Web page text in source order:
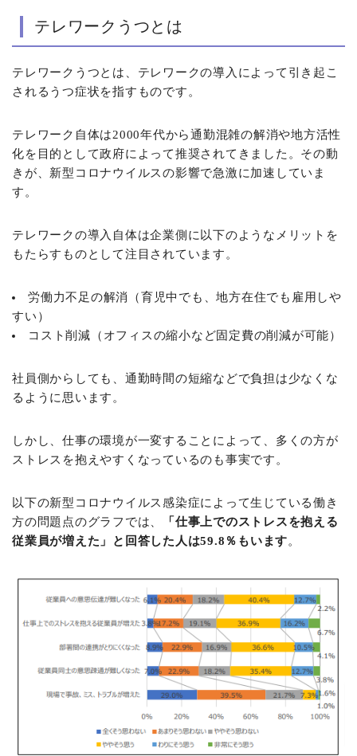
テレワークうつとは
テレワークうつとは、テレワークの導入によって引き起こ
されるうつ症状を指すものです。
テレワーク自体は2000年代から通勤混雑の解消や地方活性
化を目的として政府によって推奨されてきました。その動
きが、新型コロナウイルスの影響で急激に加速していま
す。
テレワークの導入自体は企業側に以下のようなメリットを
もたらすものとして注目されています。
労働力不足の解消（育児中でも、地方在住でも雇用しや
すい）
コスト削減（オフィスの縮小など固定費の削減が可能）
社員側からしても、通勤時間の短縮などで負担は少なくな
るように思います。
しかし、仕事の環境が一変することによって、多くの方が
ストレスを抱えやすくなっているのも事実です。
以下の新型コロナウイルス感染症によって生じている働き
方の問題点のグラフでは、
「仕事上でのストレスを抱える
従業員が増えた」と回答した人は59.8％もいます。